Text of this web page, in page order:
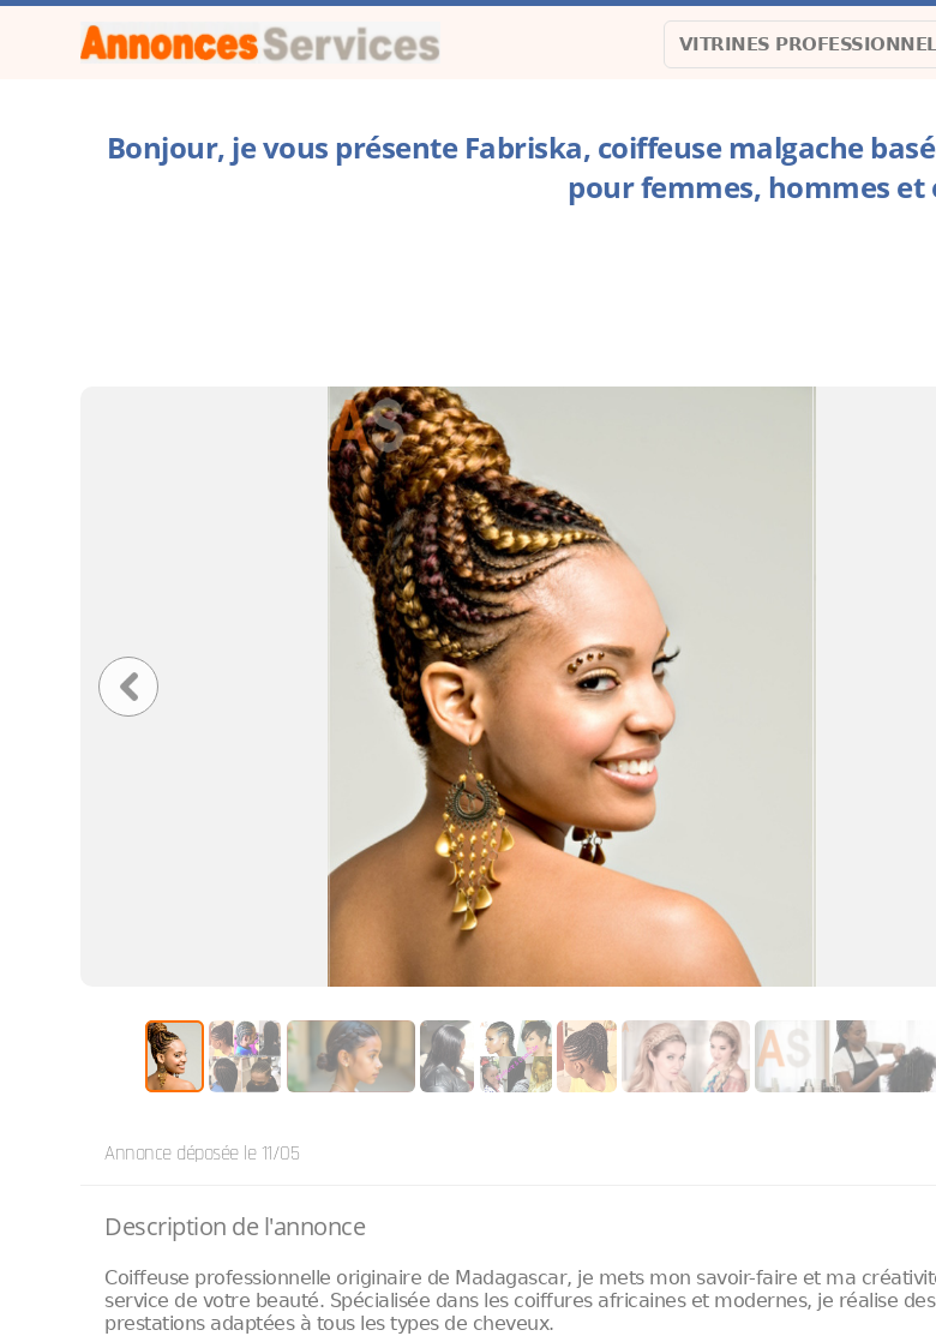
VITRINES
Bonjour, je vous présente Fabriska, coiffeuse malgache
pour femmes, hommes et
Annonce déposée le 11/05
Description de l'annonce
Coiffeuse professionnelle originaire de Madagascar, je mets mon savoir-faire et ma
service de votre beauté. Spécialisée dans les coiffures africaines et modernes, je réalise des
prestations adaptées à tous les types de cheveux.